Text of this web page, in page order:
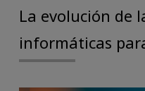
La evolución de
informáticas